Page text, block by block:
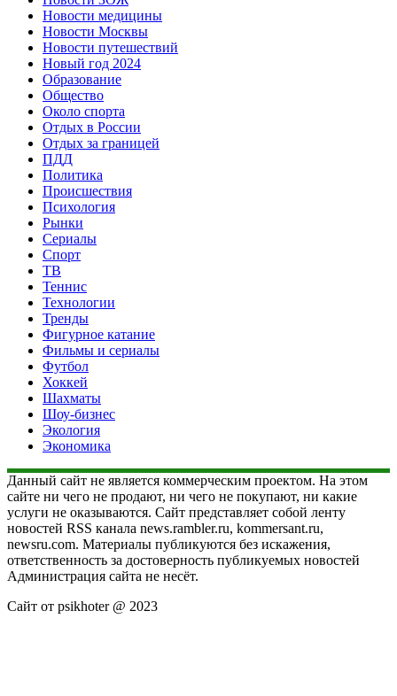
Новости медицины
Новости Москвы
Новости путешествий
Новый год 2024
Образование
Общество
Около спорта
Отдых в России
Отдых за границей
ПДД
Политика
Происшествия
Психология
Рынки
Сериалы
Спорт
ТВ
Теннис
Технологии
Тренды
Фигурное катание
Фильмы и сериалы
Футбол
Хоккей
Шахматы
Шоу-бизнес
Экология
Экономика
Данный сайт не является коммерческим проектом. На этом
сайте ни чего не продают, ни чего не покупают, ни какие
услуги не оказываются. Сайт представляет собой ленту
новостей RSS канала news.rambler.ru, kommersant.ru,
newsru.com. Материалы публикуются без искажения,
ответственность за достоверность публикуемых новостей
Администрация сайта не несёт.
Сайт от psikhoter @ 2023